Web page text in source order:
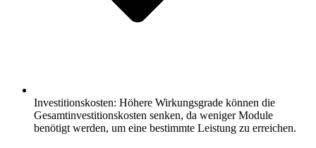
Investitionskosten: Höhere Wirkungsgrade können die
Gesamtinvestitionskosten senken, da weniger Module
benötigt werden, um eine bestimmte Leistung zu erreichen.